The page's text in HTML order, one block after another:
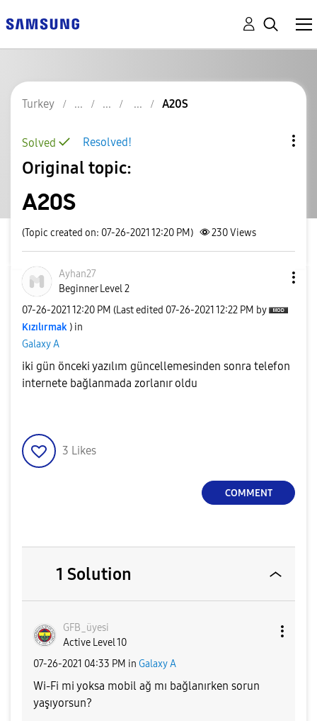
Turkey A20S
Resolved!
Solved
Original topic:
A20S
(Topic created on: 07-26-2021 12:20 PM) 230Views
Ayhan27
Beginner Level 2
‎07-26-2021 12:20 PM (Last edited ‎07-26-2021 12:22 PM by
Kızılırmak ) in
Galaxy A
iki gün önceki yazılım güncellemesinden sonra telefon
internete bağlanmada zorlanır oldu
3 Likes
COMMENT
1 Solution
GFB_üyesi
Active Level 10
‎07-26-2021 04:33 PM in Galaxy A
Wi-Fi mi yoksa mobil ağ mı bağlanırken sorun
yaşıyorsun?